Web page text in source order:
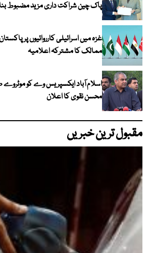
پاک چین شراکت داری مزید مضبوط
ممالک کا مشترکہ اعلامیہ
اسلام آباد ایکسپریس وے کو موٹروے
محسن نقوی کا اعلان
مقبول ترین خبریں